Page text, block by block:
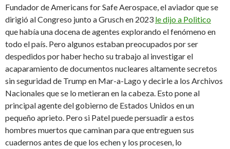
Fundador de Americans for Safe Aerospace, el aviador que se
dirigió al Congreso junto a Grusch en 2023 le dijo a Politico
que había una docena de agentes explorando el fenómeno en
todo el país. Pero algunos estaban preocupados por ser
despedidos por haber hecho su trabajo al investigar el
acaparamiento de documentos nucleares altamente secretos
sin seguridad de Trump en Mar-a-Lago y decirle a los Archivos
Nacionales que se lo metieran en la cabeza. Esto pone al
principal agente del gobierno de Estados Unidos en un
pequeño aprieto. Pero si Patel puede persuadir a estos
hombres muertos que caminan para que entreguen sus
cuadernos antes de que los echen y los procesen, lo